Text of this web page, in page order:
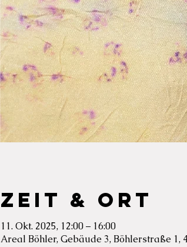
Zeit & Ort
11. Okt. 2025, 12:00 – 16:00
Areal Böhler, Gebäude 3, Böhlerstraße 1,